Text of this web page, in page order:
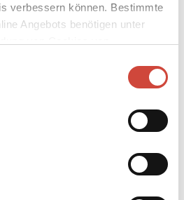
verbessern können. Bestimmte
Angebots benötigen unter
Kaufen